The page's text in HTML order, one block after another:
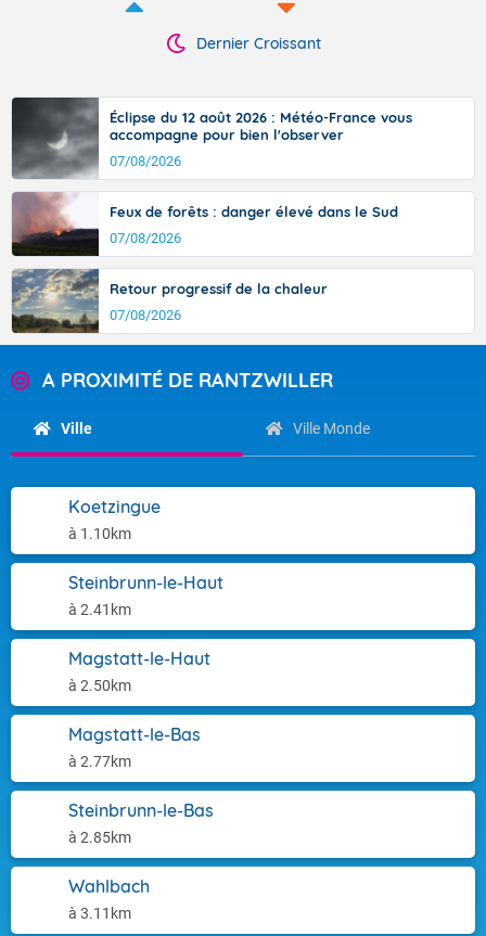
Dernier Croissant
Éclipse du 12 août 2026 : Météo-France vous
accompagne pour bien l'observer
07/08/2026
Feux de forêts : danger élevé dans le Sud
07/08/2026
Retour progressif de la chaleur
07/08/2026
A PROXIMITÉ DE RANTZWILLER
Ville Ville Monde
Koetzingue
à 1.10km
Steinbrunn-le-Haut
à 2.41km
Magstatt-le-Haut
à 2.50km
Magstatt-le-Bas
à 2.77km
Steinbrunn-le-Bas
à 2.85km
Wahlbach
à 3.11km